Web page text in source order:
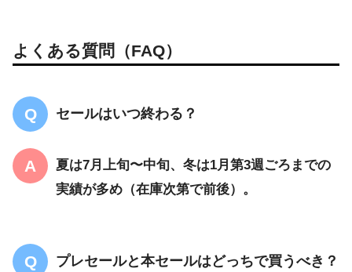
よくある質問（FAQ）
セールはいつ終わる？
夏は7月上旬〜中旬、冬は1月第3週ごろまでの
実績が多め（在庫次第で前後）。
プレセールと本セールはどっちで買うべき？